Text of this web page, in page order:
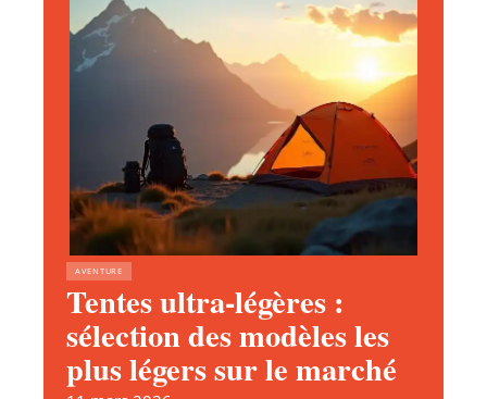
AVENTURE
Tentes ultra-légères :
sélection des modèles les
plus légers sur le marché